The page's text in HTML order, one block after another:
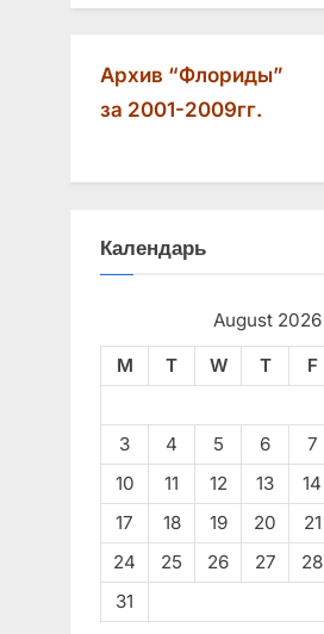
Архив “Флориды”
за 2001-2009гг.
Календарь
August 2026
M
T W T F
3
4 5 6 7
10
11 12 13 14
17
18 19 20 21
24
25 26 27 28
31